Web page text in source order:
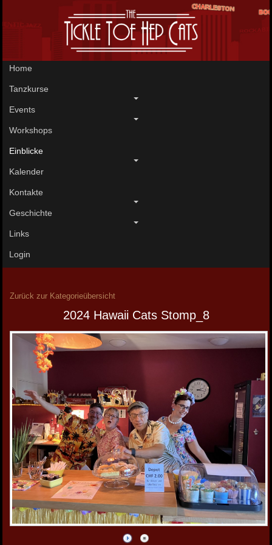
Home
Tanzkurse
Events
Workshops
Einblicke
Kalender
Kontakte
Geschichte
Links
Login
Zurück zur Kategorieübersicht
2024 Hawaii Cats Stomp_8